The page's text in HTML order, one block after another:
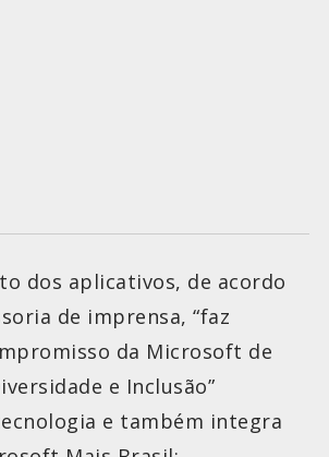
dos aplicativos, de acordo
de imprensa, “faz
da Microsoft de
e Inclusão”
e também integra